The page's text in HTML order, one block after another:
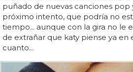
puñado de nuevas canciones pop
próximo intento, que podría no
tiempo... aunque con la gira no le
de extrañar que katy piense ya en
cuanto...